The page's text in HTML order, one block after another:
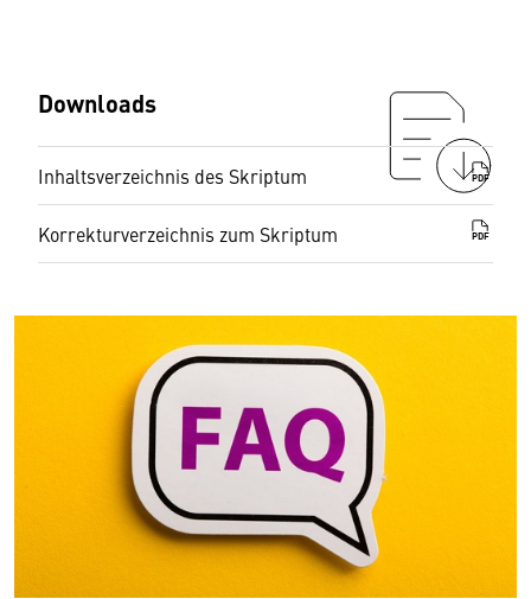
Downloads
Inhaltsverzeichnis des Skriptum PDF
Korrekturverzeichnis zum Skriptum PDF